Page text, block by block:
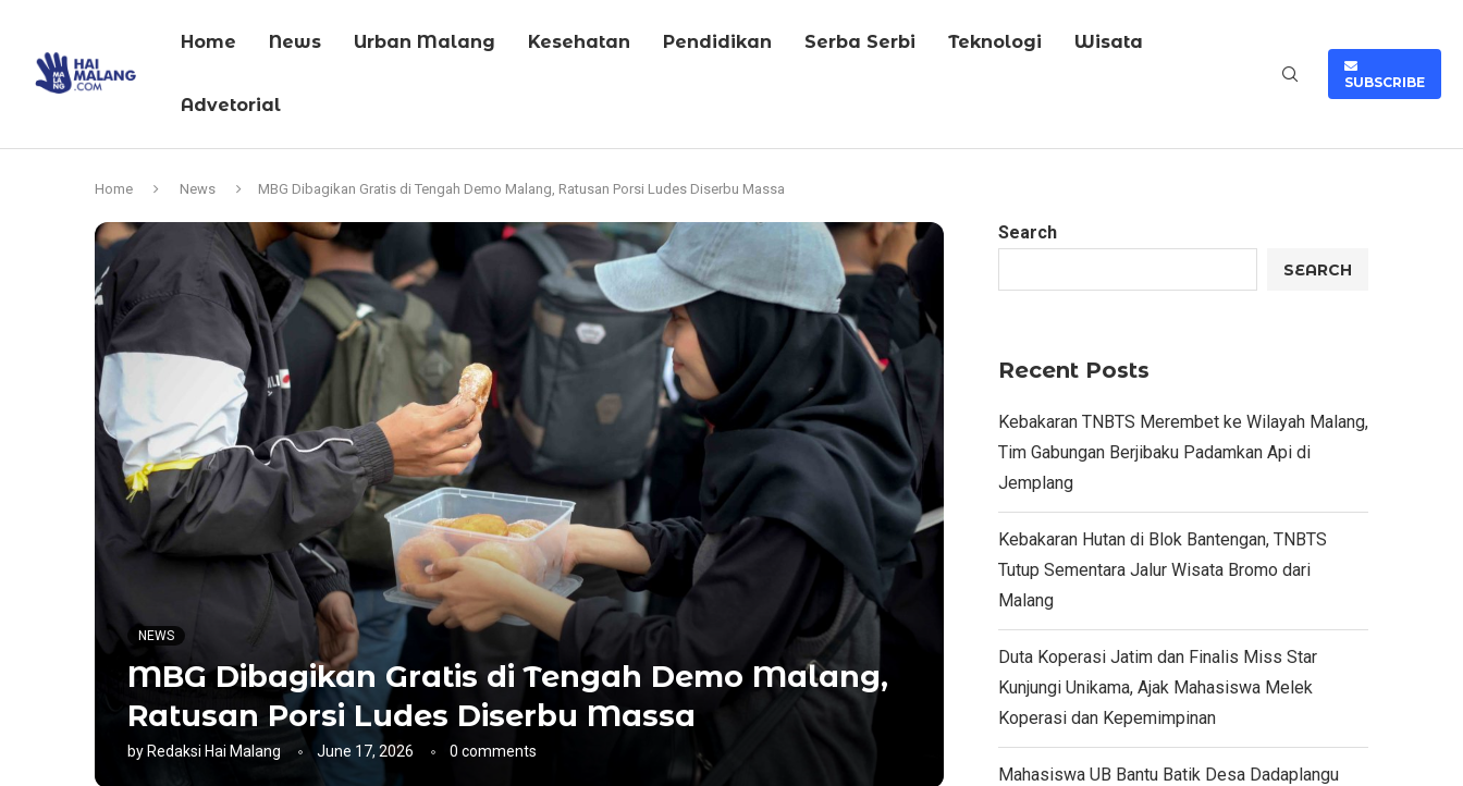
Home News Urban Malang Kesehatan Pendidikan Serba Serbi Teknologi Wisata
Advetorial
SUBSCRIBE
Home News MBG Dibagikan Gratis di Tengah Demo Malang, Ratusan Porsi Ludes Diserbu Massa
NEWS
MBG Dibagikan Gratis di Tengah Demo Malang,
Ratusan Porsi Ludes Diserbu Massa
by Redaksi Hai Malang June 17, 2026 0 comments
Search
SEARCH
Recent Posts
Kebakaran TNBTS Merembet ke Wilayah Malang,
Tim Gabungan Berjibaku Padamkan Api di
Jemplang
Kebakaran Hutan di Blok Bantengan, TNBTS
Tutup Sementara Jalur Wisata Bromo dari
Malang
Duta Koperasi Jatim dan Finalis Miss Star
Kunjungi Unikama, Ajak Mahasiswa Melek
Koperasi dan Kepemimpinan
Mahasiswa UB Bantu Batik Desa Dadaplangu